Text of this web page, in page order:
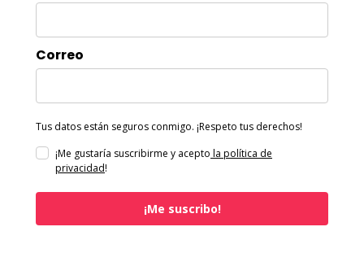
Correo
Tus datos están seguros conmigo. ¡Respeto tus derechos!
¡Me gustaría suscribirme y acepto la política de
privacidad!
¡Me suscribo!